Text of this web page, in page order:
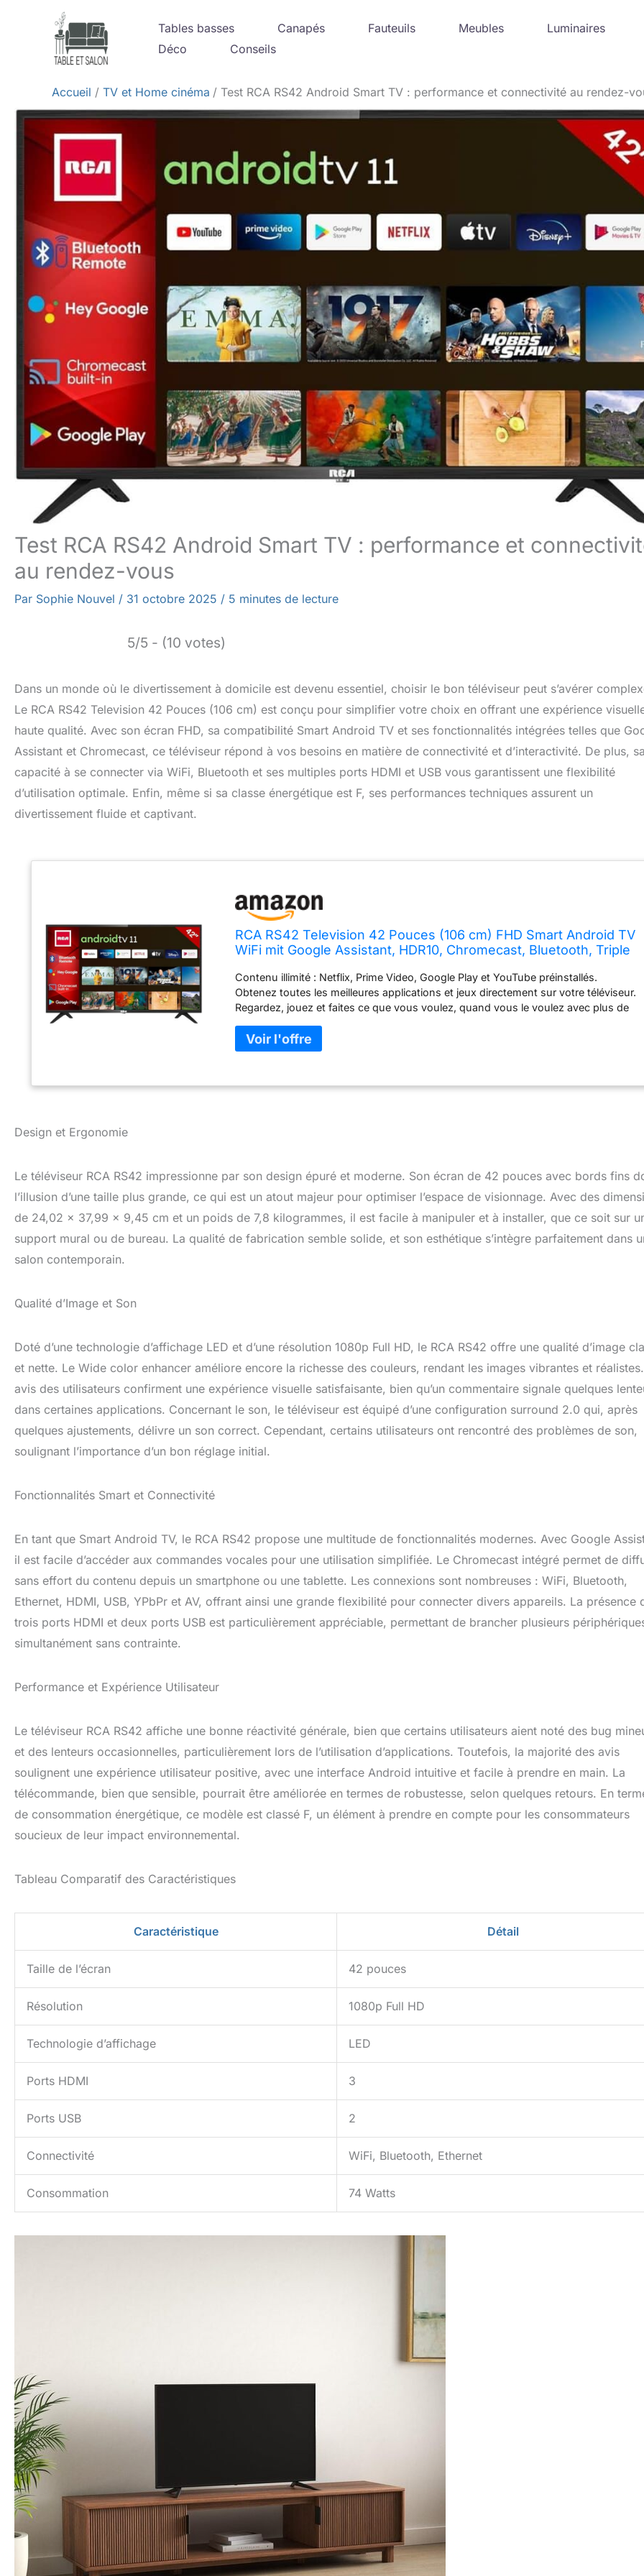
Tables basses Canapés Fauteuils Meubles Luminaires
Déco
Conseils
Accueil TV et Home cinéma Test RCA RS42 Android Smart TV : performance et connectivité au rendez-
Test RCA RS42 Android Smart TV : performance et
au rendez-vous
Par Sophie Nouvel / 31 octobre 2025 / 5 minutes de lecture
5/5 - (10 votes)
Dans un monde où le divertissement à domicile est devenu essentiel, choisir le bon téléviseur peut s’avérer
Le RCA RS42 Television 42 Pouces (106 cm) est conçu pour simplifier votre choix en offrant une expérience
haute qualité. Avec son écran FHD, sa compatibilité Smart Android TV et ses fonctionnalités intégrées telles que
Assistant et Chromecast, ce téléviseur répond à vos besoins en matière de connectivité et d’interactivité. De plus, sa
capacité à se connecter via WiFi, Bluetooth et ses multiples ports HDMI et USB vous garantissent une flexibilité
d’utilisation optimale. Enfin, même si sa classe énergétique est F, ses performances techniques assurent un
divertissement fluide et captivant.
RCA RS42 Television 42 Pouces (106 cm) FHD Smart Android TV
WiFi mit Google Assistant, HDR10, Chromecast, Bluetooth, Triple
énergétique F]
Contenu illimité : Netflix, Prime Video, Google Play et YouTube préinstallés.
Obtenez toutes les meilleures applications et jeux directement sur votre téléviseur.
Regardez, jouez et faites ce que vous voulez, quand vous le voulez avec plus de
plus sur votre téléviseur. Planifiez votre journée, découvrez du contenu, contrôlez
les appareils domestiques. Appuyez simplement sur le bouton Google Assistant et
télévision populaires, d'ouvrir des applications, de consulter la météo, d'ouvrir
compensation de mouvement, vous pouvez profiter d'une meilleure uniformité
C/T2/S2,3x HDMI input, 2x USB input, 1x AV input, 1x mini-YPbPr input, 1x RJ45
connector,1x Coaxial output, 1x Earphone output, 1x CI+
Design et Ergonomie
Le téléviseur RCA RS42 impressionne par son design épuré et moderne. Son écran de 42 pouces avec bords fins
l’illusion d’une taille plus grande, ce qui est un atout majeur pour optimiser l’espace de visionnage. Avec des
de 24,02 x 37,99 x 9,45 cm et un poids de 7,8 kilogrammes, il est facile à manipuler et à installer, que ce soit sur
support mural ou de bureau. La qualité de fabrication semble solide, et son esthétique s’intègre parfaitement dans
salon contemporain.
Qualité d’Image et Son
Doté d’une technologie d’affichage LED et d’une résolution 1080p Full HD, le RCA RS42 offre une qualité d’image
et nette. Le Wide color enhancer améliore encore la richesse des couleurs, rendant les images vibrantes et
avis des utilisateurs confirment une expérience visuelle satisfaisante, bien qu’un commentaire signale quelques
dans certaines applications. Concernant le son, le téléviseur est équipé d’une configuration surround 2.0 qui, après
quelques ajustements, délivre un son correct. Cependant, certains utilisateurs ont rencontré des problèmes de son,
soulignant l’importance d’un bon réglage initial.
Fonctionnalités Smart et Connectivité
En tant que Smart Android TV, le RCA RS42 propose une multitude de fonctionnalités modernes. Avec Google
il est facile d’accéder aux commandes vocales pour une utilisation simplifiée. Le Chromecast intégré permet de
sans effort du contenu depuis un smartphone ou une tablette. Les connexions sont nombreuses : WiFi, Bluetooth,
Ethernet, HDMI, USB, YPbPr et AV, offrant ainsi une grande flexibilité pour connecter divers appareils. La présence
trois ports HDMI et deux ports USB est particulièrement appréciable, permettant de brancher plusieurs
simultanément sans contrainte.
Performance et Expérience Utilisateur
Le téléviseur RCA RS42 affiche une bonne réactivité générale, bien que certains utilisateurs aient noté des bug
et des lenteurs occasionnelles, particulièrement lors de l’utilisation d’applications. Toutefois, la majorité des avis
soulignent une expérience utilisateur positive, avec une interface Android intuitive et facile à prendre en main. La
télécommande, bien que sensible, pourrait être améliorée en termes de robustesse, selon quelques retours. En
de consommation énergétique, ce modèle est classé F, un élément à prendre en compte pour les consommateurs
soucieux de leur impact environnemental.
Tableau Comparatif des Caractéristiques
Caractéristique Détail
Taille de l’écran 42 pouces
Résolution 1080p Full HD
Technologie d’affichage LED
Ports HDMI 3
Ports USB 2
Connectivité WiFi, Bluetooth, Ethernet
Consommation 74 Watts